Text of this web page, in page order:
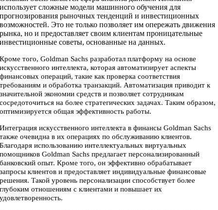
использует сложные модели машинного обучения для
прогнозирования рыночных тенденций и инвестиционных
возможностей. Это не только позволяет им опережать движения
рынка, но и предоставляет своим клиентам проницательные
инвестиционные советы, основанные на данных.
Кроме того, Goldman Sachs разработал платформу на основе
искусственного интеллекта, которая автоматизирует аспекты
финансовых операций, такие как проверка соответствия
требованиям и обработка транзакций. Автоматизация приводит к
значительной экономии средств и позволяет сотрудникам
сосредоточиться на более стратегических задачах. Таким образом,
оптимизируется общая эффективность работы.
Интеграция искусственного интеллекта в финансы Goldman Sachs
также очевидна в их операциях по обслуживанию клиентов.
Благодаря использованию интеллектуальных виртуальных
помощников Goldman Sachs предлагает персонализированный
банковский опыт. Кроме того, он эффективно обрабатывает
запросы клиентов и предоставляет индивидуальные финансовые
решения. Такой уровень персонализации способствует более
глубоким отношениям с клиентами и повышает их
удовлетворенность.